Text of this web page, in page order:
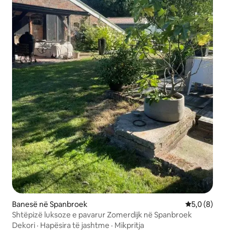
Banesë në Spanbroek Vlerësimi
5,0 (8)
Shtëpizë luksoze e pavarur Zomerdijk në Spanbroek
Dekori · Hapësira të jashtme · Mikpritja